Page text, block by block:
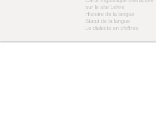
sur le site Lehre
Histoire de la langue
Statut de la langue
Le dialecte en chiffres